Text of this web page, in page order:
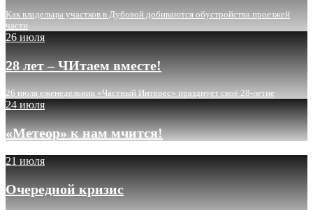
Как владельцы участков в Дубовой добиваются обустройства проезжей
части
26 июля
28 лет – ЧИтаем вместе!
26 июля еженедельник «Частный Интерес» празднует своё 28-летие
24 июля
«Метеор» к нам мчится!
21 июля
Очередной кризис